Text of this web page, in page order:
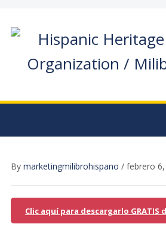
By marketingmilibrohispano / febrero
Clic aquí para descargarlo GRATIS